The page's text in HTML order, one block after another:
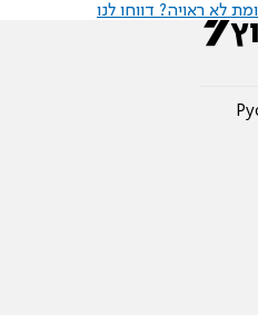
לא ראויה? דווחו לנו